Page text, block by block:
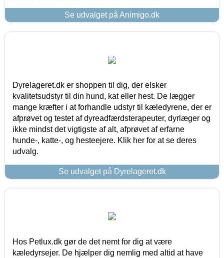
Se udvalget på Animigo.dk
Dyrelageret.dk er shoppen til dig, der elsker
kvalitetsudstyr til din hund, kat eller hest. De lægger
mange kræfter i at forhandle udstyr til kæledyrene, der er
afprøvet og testet af dyreadfærdsterapeuter, dyrlæger og
ikke mindst det vigtigste af alt, afprøvet af erfarne
hunde-, katte-, og hesteejere. Klik her for at se deres
udvalg.
Se udvalget på Dyrelageret.dk
Hos Petlux.dk gør de det nemt for dig at være
kæledyrsejer. De hjælper dig nemlig med altid at have